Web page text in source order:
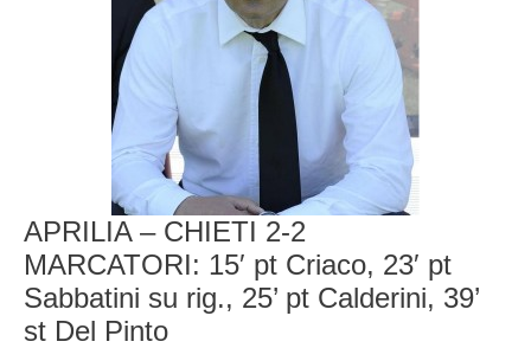
APRILIA – CHIETI 2-2
MARCATORI: 15′ pt Criaco, 23′ pt
Sabbatini su rig., 25’ pt Calderini, 39’
st Del Pinto